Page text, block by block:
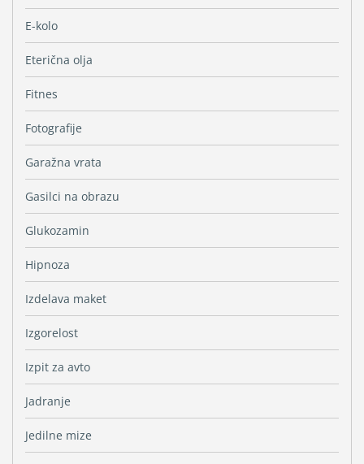
E-kolo
Eterična olja
Fitnes
Fotografije
Garažna vrata
Gasilci na obrazu
Glukozamin
Hipnoza
Izdelava maket
Izgorelost
Izpit za avto
Jadranje
Jedilne mize